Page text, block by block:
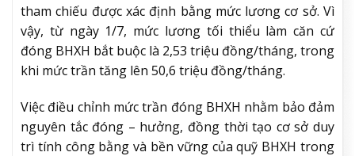
tham chiếu được xác định bằng mức lương cơ sở. Vì
vậy, từ ngày 1/7, mức lương tối thiểu làm căn cứ
đóng BHXH bắt buộc là 2,53 triệu đồng/tháng, trong
khi mức trần tăng lên 50,6 triệu đồng/tháng.
Việc điều chỉnh mức trần đóng BHXH nhằm bảo đảm
nguyên tắc đóng – hưởng, đồng thời tạo cơ sở duy
trì tính công bằng và bền vững của quỹ BHXH trong